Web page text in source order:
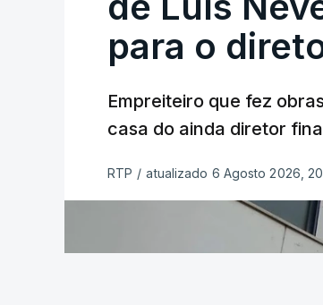
para o
Empreiteiro que fez
casa do ainda diretor
RTP / atualizado 6 Agosto 2026,